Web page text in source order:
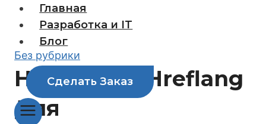
Перейти
содержимому
Главная
Разработка и IT
Блог
Сделать Заказ
Без рубрики
Настройка Hreflang
Для